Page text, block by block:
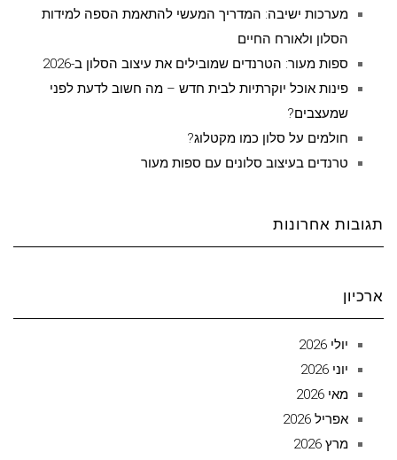
מערכות ישיבה: המדריך המעשי להתאמת הספה למידות
הסלון ולאורח החיים
ספות מעור: הטרנדים שמובילים את עיצוב הסלון ב-2026
פינות אוכל יוקרתיות לבית חדש – מה חשוב לדעת לפני
שמעצבים?
חולמים על סלון כמו מקטלוג?
טרנדים בעיצוב סלונים עם ספות מעור
תגובות אחרונות
ארכיון
יולי 2026
יוני 2026
מאי 2026
אפריל 2026
מרץ 2026